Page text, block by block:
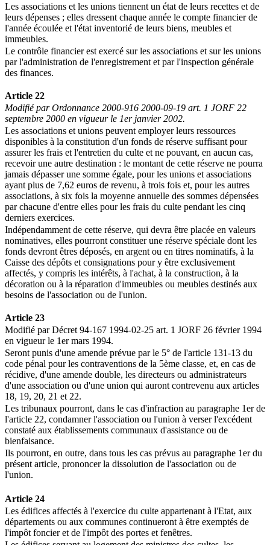
Les associations et les unions tiennent un état de leurs recettes et de
leurs dépenses ; elles dressent chaque année le compte financier de
l'année écoulée et l'état inventorié de leurs biens, meubles et
immeubles.
Le contrôle financier est exercé sur les associations et sur les unions
par l'administration de l'enregistrement et par l'inspection générale
des finances.
Article 22
Modifié par Ordonnance 2000-916 2000-09-19 art. 1 JORF 22
septembre 2000 en vigueur le 1er janvier 2002.
Les associations et unions peuvent employer leurs ressources
disponibles à la constitution d'un fonds de réserve suffisant pour
assurer les frais et l'entretien du culte et ne pouvant, en aucun cas,
recevoir une autre destination : le montant de cette réserve ne pourra
jamais dépasser une somme égale, pour les unions et associations
ayant plus de 7,62 euros de revenu, à trois fois et, pour les autres
associations, à six fois la moyenne annuelle des sommes dépensées
par chacune d'entre elles pour les frais du culte pendant les cinq
derniers exercices.
Indépendamment de cette réserve, qui devra être placée en valeurs
nominatives, elles pourront constituer une réserve spéciale dont les
fonds devront êtres déposés, en argent ou en titres nominatifs, à la
Caisse des dépôts et consignations pour y être exclusivement
affectés, y compris les intérêts, à l'achat, à la construction, à la
décoration ou à la réparation d'immeubles ou meubles destinés aux
besoins de l'association ou de l'union.
Article 23
Modifié par Décret 94-167 1994-02-25 art. 1 JORF 26 février 1994
en vigueur le 1er mars 1994.
Seront punis d'une amende prévue par le 5° de l'article 131-13 du
code pénal pour les contraventions de la 5ème classe, et, en cas de
récidive, d'une amende double, les directeurs ou administrateurs
d'une association ou d'une union qui auront contrevenu aux articles
18, 19, 20, 21 et 22.
Les tribunaux pourront, dans le cas d'infraction au paragraphe 1er de
l'article 22, condamner l'association ou l'union à verser l'excédent
constaté aux établissements communaux d'assistance ou de
bienfaisance.
Ils pourront, en outre, dans tous les cas prévus au paragraphe 1er du
présent article, prononcer la dissolution de l'association ou de
l'union.
Article 24
Les édifices affectés à l'exercice du culte appartenant à l'Etat, aux
départements ou aux communes continueront à être exemptés de
l'impôt foncier et de l'impôt des portes et fenêtres.